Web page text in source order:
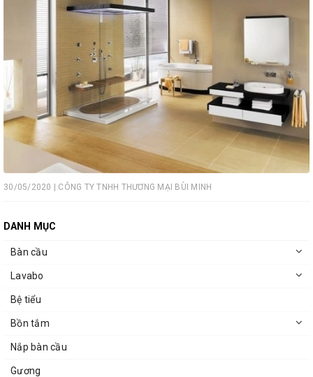
30/05/2020 | CÔNG TY TNHH THƯƠNG MẠI BÙI MINH
DANH MỤC
Bàn cầu
Lavabo
Bệ tiểu
Bồn tắm
Nắp bàn cầu
Gương